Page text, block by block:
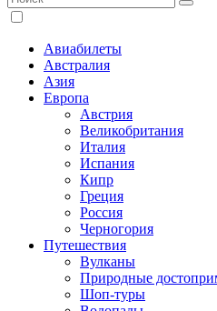
Авиабилеты
Австралия
Азия
Европа
Австрия
Великобритания
Италия
Испания
Кипр
Греция
Россия
Черногория
Путешествия
Вулканы
Природные
Шоп-туры